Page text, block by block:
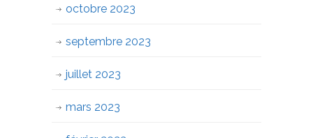
octobre 2023
septembre 2023
juillet 2023
mars 2023